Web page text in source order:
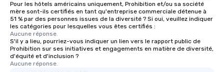
Pour les hôtels américains uniquement, Prohibition et/ou sa société
mère sont-ils certifiés en tant qu'entreprise commerciale détenue à
51 % par des personnes issues de la diversité ? Si oui, veuillez indiquer
les catégories pour lesquelles vous êtes certifiés :
Aucune réponse.
S'il y a lieu, pourriez-vous indiquer un lien vers le rapport public de
Prohibition sur ses initiatives et engagements en matière de diversité,
d'équité et d'inclusion ?
Aucune réponse.